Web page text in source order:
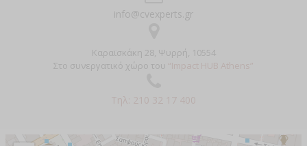
info@cvexperts.gr
Καραϊσκάκη 28, Ψυρρή, 10554
Στο συνεργατικό χώρο του “Impact HUB Athens”
Τηλ: 210 32 17 400